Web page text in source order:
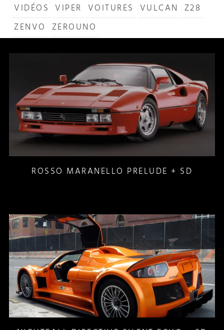
VIDÉOS VIPER VOITURES VULCAN Z28
ZENVO ZEROUNO
ROSSO MARANELLO PRELUDE + SD